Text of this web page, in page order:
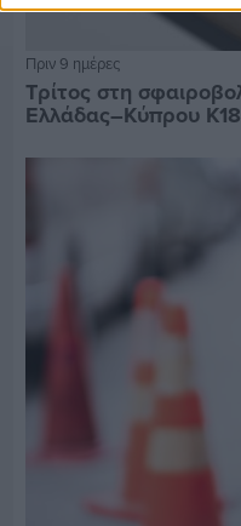
Πριν 9 ημέρες
Τρίτος στη
Ελλάδας–Κύπρου